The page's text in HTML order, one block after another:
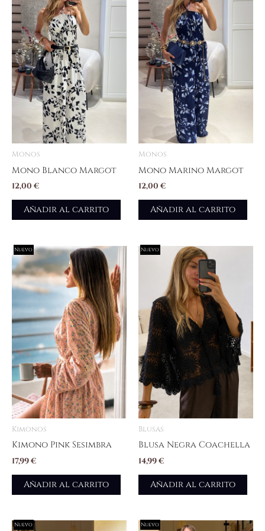
Monos
Mono Blanco Margot
12,00€
Añadir al carrito
Monos
Mono Marino Margot
12,00€
Añadir al carrito
Nuevo
Kimonos
Kimono Pink Sesimbra
17,99€
Añadir al carrito
Nuevo
Blusas
Blusa Negra Coachella
14,99€
Añadir al carrito
Nuevo Nuevo